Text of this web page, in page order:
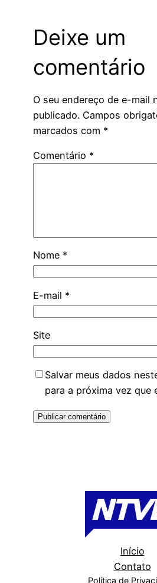
Deixe um
comentário
O seu endereço de e-mail
publicado. Campos
marcados com *
Comentário *
Nome *
E-mail *
Site
Salvar meus dados
para a próxima vez que
Início
Contato
Política de